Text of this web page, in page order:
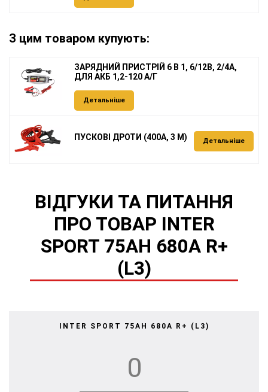
З цим товаром купують:
ЗАРЯДНИЙ ПРИСТРІЙ 6 В 1, 6/12В, 2/4А,
ДЛЯ АКБ 1,2-120 А/Г
Детальніше
ПУСКОВІ ДРОТИ (400А, 3 М) Детальніше
ВІДГУКИ ТА ПИТАННЯ
ПРО ТОВАР INTER
SPORT 75AH 680A R+
(L3)
INTER SPORT 75AH 680A R+ (L3)
0